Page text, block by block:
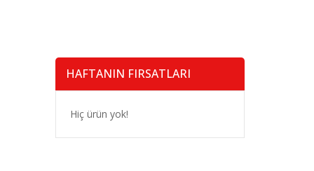
HAFTANIN FIRSATLARI
Hiç ürün yok!